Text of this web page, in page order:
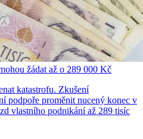
žádat až o 289 000 Kč
katastrofu. Zkušení
podpoře proměnit nucený konec v
vlastního podnikání až 289 tisíc